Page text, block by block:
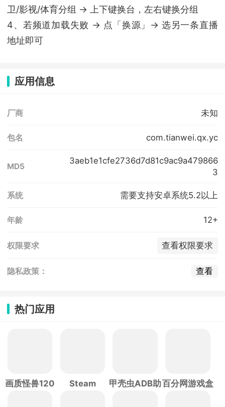
卫/影视/体育分组 → 上下键换台，左右键换分组
4、若频道加载失败 → 点「换源」→ 选另一条直播
地址即可
应用信息
厂商 未知
包名 com.tianwei.qx.yc
MD5
3aeb1e1cfe2736d7d81c9ac9a479866
3
系统 需要支持安卓系统5.2以上
年龄 12+
权限要求 查看权限要求
隐私政策： 查看
热门应用
画质怪兽120
Steam
甲壳虫ADB助百分网游戏盒